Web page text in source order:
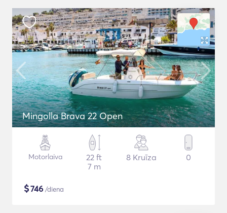
Mingolla Brava 22 Open
Motorlaiva
22 ft
7 m
8 Kruīza 0
$746 /diena